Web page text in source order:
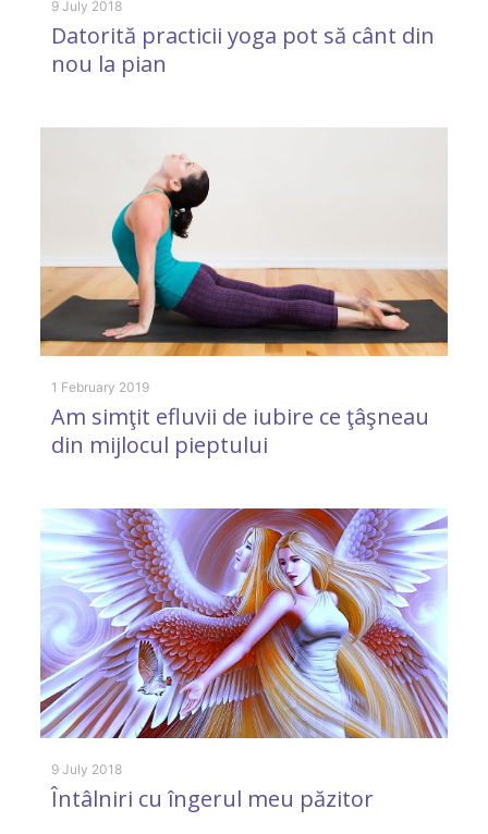
9 July 2018
Datorită practicii yoga pot să cânt din
nou la pian
1 February 2019
Am simţit efluvii de iubire ce ţâşneau
din mijlocul pieptului
9 July 2018
Întâlniri cu îngerul meu păzitor